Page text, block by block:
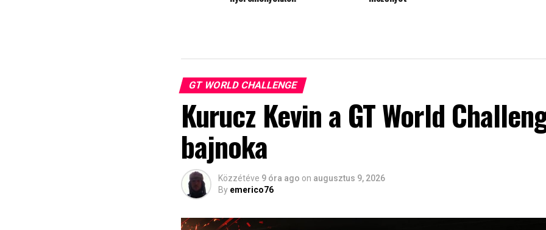
GT WORLD CHALLENGE
Kurucz Kevin a GT World
bajnoka
Közzétéve 9 óra ago on augusztus 9, 2026
By emerico76